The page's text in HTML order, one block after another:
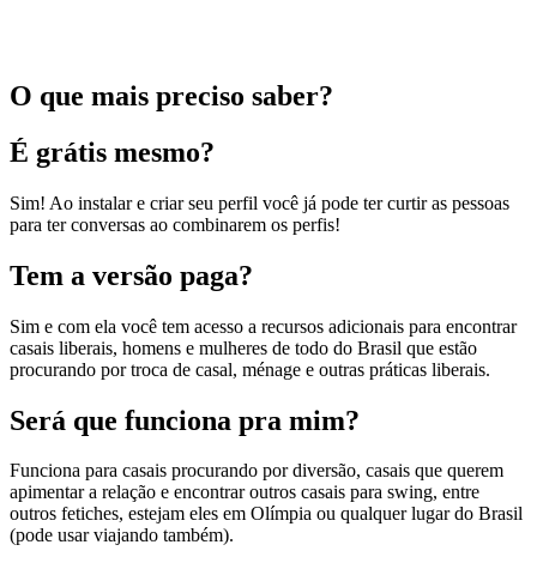
O que mais preciso saber?
É grátis mesmo?
Sim! Ao instalar e criar seu perfil você já pode ter curtir as pessoas
para ter conversas ao combinarem os perfis!
Tem a versão paga?
Sim e com ela você tem acesso a recursos adicionais para encontrar
casais liberais, homens e mulheres de todo do Brasil que estão
procurando por troca de casal, ménage e outras práticas liberais.
Será que funciona pra mim?
Funciona para casais procurando por diversão, casais que querem
apimentar a relação e encontrar outros casais para swing, entre
outros fetiches, estejam eles em Olímpia ou qualquer lugar do Brasil
(pode usar viajando também).